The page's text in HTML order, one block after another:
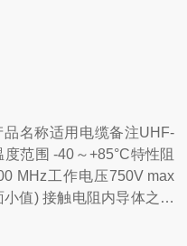
名称适用电缆备注UHF-
范围 -40～+85°C特性阻
MHz工作电压750V max
值) 接触电阻内导体之间